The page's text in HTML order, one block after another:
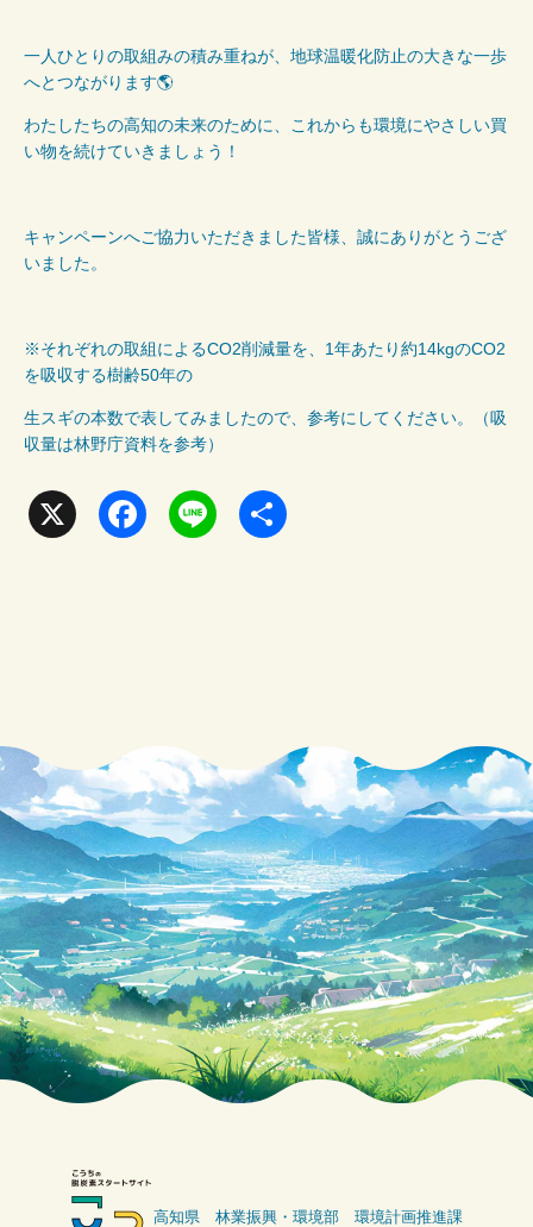
一人ひとりの取組みの積み重ねが、地球温暖化防止の大きな一歩
へとつながります🌎
わたしたちの高知の未来のために、これからも環境にやさしい買
い物を続けていきましょう！
キャンペーンへご協力いただきました皆様、誠にありがとうござ
いました。
※それぞれの取組によるCO2削減量を、 1年あたり約14kgのCO2
を吸収する樹齢50年の
生スギの本数で表してみましたので、参考にしてください。（吸
収量は林野庁資料を参考）
o
o
k
高知県 林業振興・環境部 環境計画推進課